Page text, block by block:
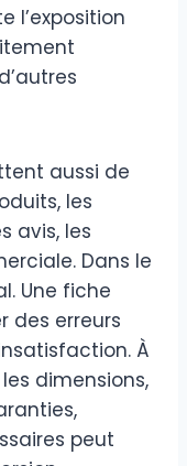
l’exposition
aussi de
les
avis, les
Dans le
Une fiche
des erreurs
À
dimensions,
peut